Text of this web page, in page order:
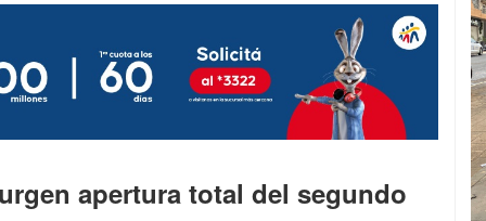
apertura total del segundo